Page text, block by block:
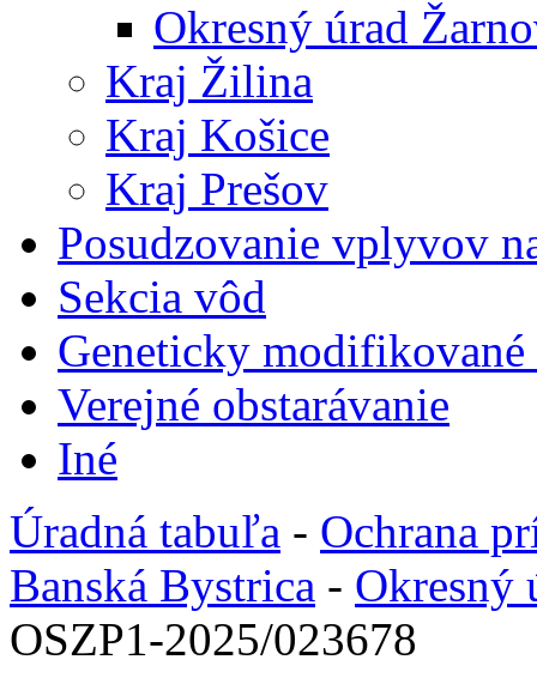
Okresný úrad
Kraj Žilina
Kraj Košice
Kraj Prešov
Posudzovanie vplyvov
Sekcia vôd
Geneticky
Verejné obstarávanie
Iné
Úradná tabuľa - Ochrana
Banská Bystrica - Okresný
OSZP1-2025/023678